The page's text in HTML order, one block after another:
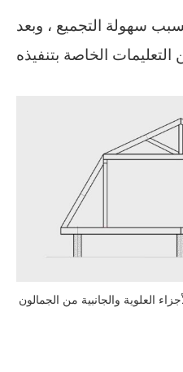
سهولة التجميع ، وبعد
العلوية والجانبية من الجمالون